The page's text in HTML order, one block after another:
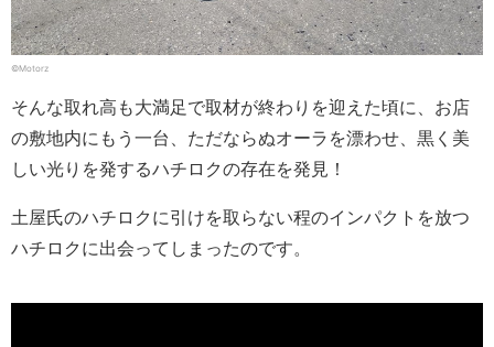
©Motorz
そんな取れ高も大満足で取材が終わりを迎えた頃に、お店
の敷地内にもう一台、ただならぬオーラを漂わせ、黒く美
しい光りを発するハチロクの存在を発見！
土屋氏のハチロクに引けを取らない程のインパクトを放つ
ハチロクに出会ってしまったのです。